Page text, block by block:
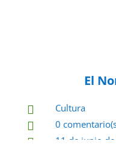
El
 Cultura
 0
 11 de junio